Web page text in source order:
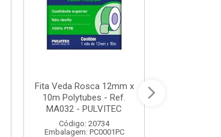
Fita Veda Rosca 12mm x
10m Polytubes - Ref.
MA032 - PULVITEC
Código: 20734
Embalagem: PC0001PC